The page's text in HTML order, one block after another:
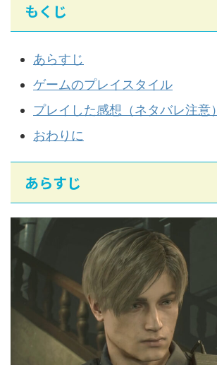
もくじ
あらすじ
ゲームのプレイスタイル
プレイした感想（ネタバレ注意）
おわりに
あらすじ